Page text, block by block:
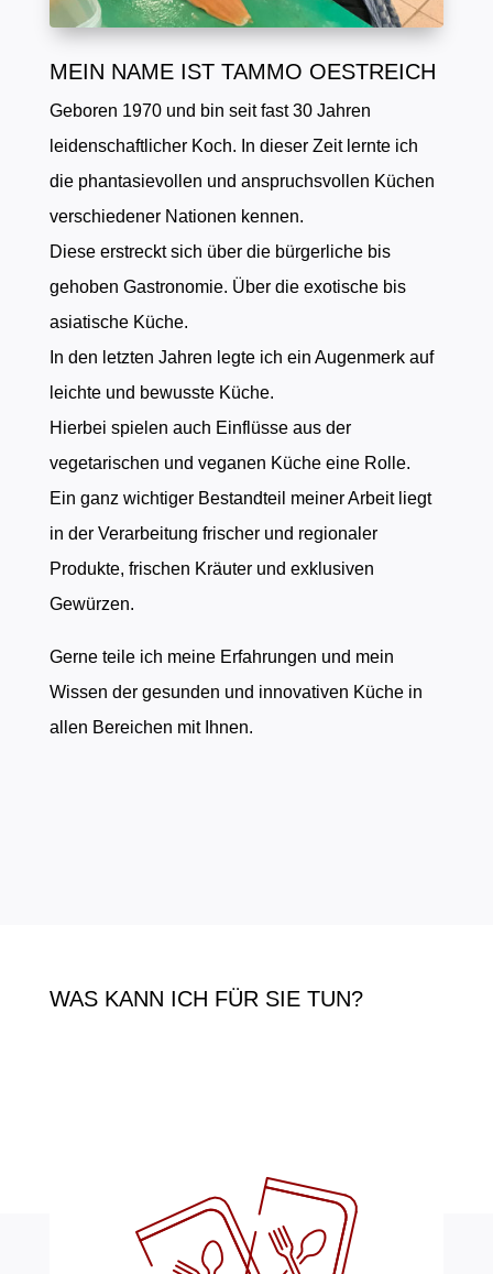
MEIN NAME IST TAMMO OESTREICH
Geboren 1970 und bin seit fast 30 Jahren
leidenschaftlicher Koch. In dieser Zeit lernte ich
die phantasievollen und anspruchsvollen Küchen
verschiedener Nationen kennen.
Diese erstreckt sich über die bürgerliche bis
gehoben Gastronomie. Über die exotische bis
asiatische Küche.
In den letzten Jahren legte ich ein Augenmerk auf
leichte und bewusste Küche.
Hierbei spielen auch Einflüsse aus der
vegetarischen und veganen Küche eine Rolle.
Ein ganz wichtiger Bestandteil meiner Arbeit liegt
in der Verarbeitung frischer und regionaler
Produkte, frischen Kräuter und exklusiven
Gewürzen.
Gerne teile ich meine Erfahrungen und mein
Wissen der gesunden und innovativen Küche in
allen Bereichen mit Ihnen.
WAS KANN ICH FÜR SIE TUN?